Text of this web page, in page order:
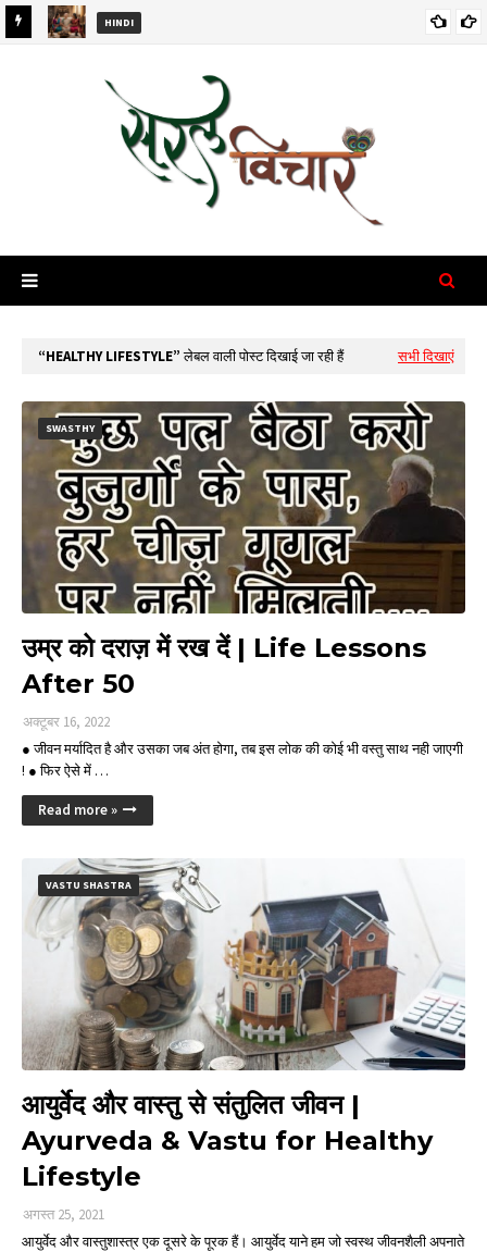
HINDI
HEALTHY LIFESTYLE लेबल वाली पोस्ट दिखाई जा रही हैं सभी दिखाएं
SWASTHY
उम्र को दराज़ में रख दें | Life Lessons
After 50
अक्टूबर 16, 2022
● जीवन मर्यादित है और उसका जब अंत होगा, तब इस लोक की कोई भी वस्तु साथ नही जाएगी
! ● फिर ऐसे में …
Read more »
VASTU SHASTRA
आयुर्वेद और वास्तु से संतुलित जीवन |
Ayurveda & Vastu for Healthy
Lifestyle
अगस्त 25, 2021
आयुर्वेद और वास्तुशास्त्र एक दूसरे के पूरक हैं। आयुर्वेद याने हम जो स्वस्थ जीवनशैली अपनाते